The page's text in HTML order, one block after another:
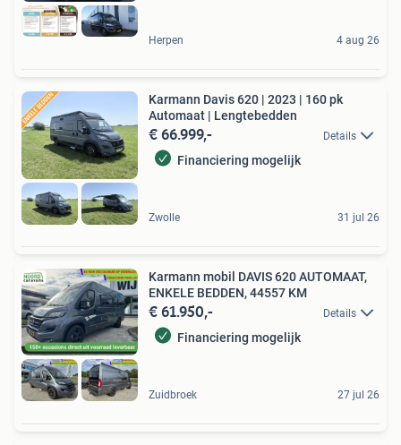
Herpen 4 aug 26
Karmann Davis 620 | 2023 | 160 pk
Automaat | Lengtebedden
€ 66.999,- Details
Financiering mogelijk
Zwolle 31 jul 26
Karmann mobil DAVIS 620 AUTOMAAT,
ENKELE BEDDEN, 44557 KM
€ 61.950,- Details
Financiering mogelijk
Zuidbroek 27 jul 26